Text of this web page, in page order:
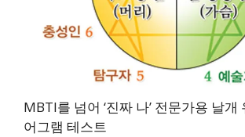
MBTI를 넘어 ‘진짜 나’ 전문가용 날개
어그램 테스트